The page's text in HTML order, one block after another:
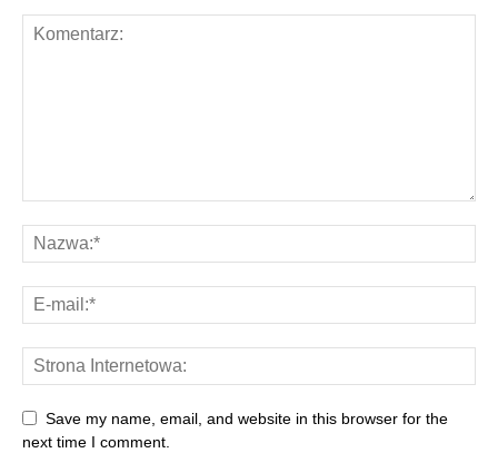
Save my name, email, and website in this browser for the
next time I comment.